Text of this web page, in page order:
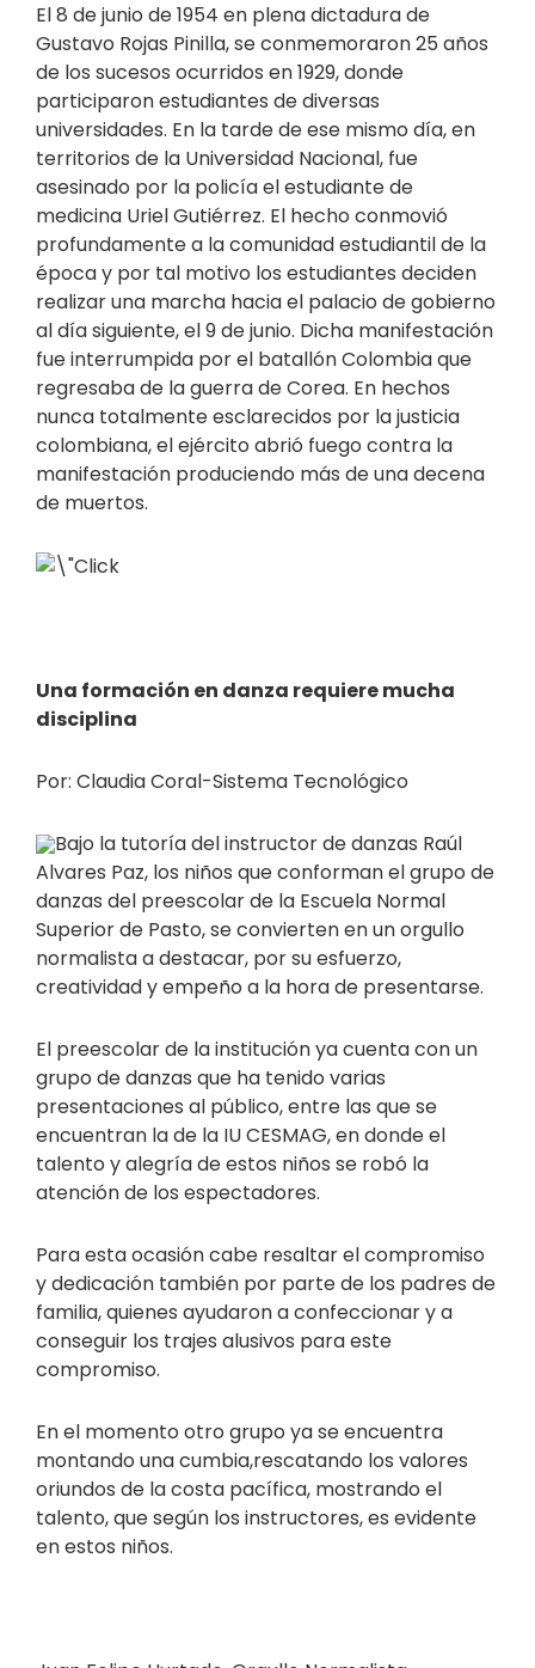
El 8 de junio de 1954 en plena dictadura de
Gustavo Rojas Pinilla, se conmemoraron 25 años
de los sucesos ocurridos en 1929, donde
participaron estudiantes de diversas
universidades. En la tarde de ese mismo día, en
territorios de la Universidad Nacional, fue
asesinado por la policía el estudiante de
medicina Uriel Gutiérrez. El hecho conmovió
profundamente a la comunidad estudiantil de la
época y por tal motivo los estudiantes deciden
realizar una marcha hacia el palacio de gobierno
al día siguiente, el 9 de junio. Dicha manifestación
fue interrumpida por el batallón Colombia que
regresaba de la guerra de Corea. En hechos
nunca totalmente esclarecidos por la justicia
colombiana, el ejército abrió fuego contra la
manifestación produciendo más de una decena
de muertos.
Una formación en danza requiere mucha
disciplina
Por: Claudia Coral-Sistema Tecnológico
Bajo la tutoría del instructor de danzas Raúl
Alvares Paz, los niños que conforman el grupo de
danzas del preescolar de la Escuela Normal
Superior de Pasto, se convierten en un orgullo
normalista a destacar, por su esfuerzo,
creatividad y empeño a la hora de presentarse.
El preescolar de la institución ya cuenta con un
grupo de danzas que ha tenido varias
presentaciones al público, entre las que se
encuentran la de la IU CESMAG, en donde el
talento y alegría de estos niños se robó la
atención de los espectadores.
Para esta ocasión cabe resaltar el compromiso
y dedicación también por parte de los padres de
familia, quienes ayudaron a confeccionar y a
conseguir los trajes alusivos para este
compromiso.
En el momento otro grupo ya se encuentra
montando una cumbia,rescatando los valores
oriundos de la costa pacífica, mostrando el
talento, que según los instructores, es evidente
en estos niños.